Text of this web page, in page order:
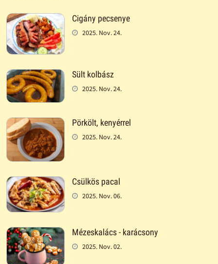
Cigány pecsenye
2025. Nov. 24.
Sült kolbász
2025. Nov. 24.
Pörkölt, kenyérrel
2025. Nov. 24.
Csülkös pacal
2025. Nov. 06.
Mézeskalács - karácsony
2025. Nov. 02.